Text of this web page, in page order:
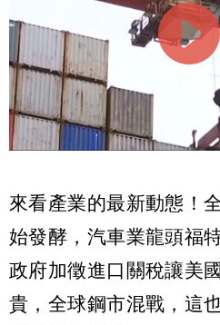
來看產業的最新動態！
始發酵，汽車業龍頭福
政府加徵進口關稅讓美
貴，全球鋼市混戰，這